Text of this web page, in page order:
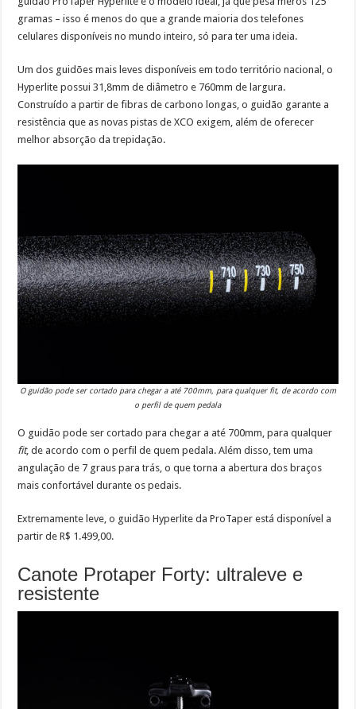
gramas – isso é menos do que a grande maioria dos telefones
celulares disponíveis no mundo inteiro, só para ter uma ideia.
Um dos guidões mais leves disponíveis em todo território nacional, o
Hyperlite possui 31,8mm de diâmetro e 760mm de largura.
Construído a partir de fibras de carbono longas, o guidão garante a
resistência que as novas pistas de XCO exigem, além de oferecer
melhor absorção da trepidação.
O guidão pode ser cortado para chegar a até 700mm, para qualquer fit, de acordo com
o perfil de quem pedala
O guidão pode ser cortado para chegar a até 700mm, para qualquer
fit, de acordo com o perfil de quem pedala. Além disso, tem uma
angulação de 7 graus para trás, o que torna a abertura dos braços
mais confortável durante os pedais.
Extremamente leve, o guidão Hyperlite da ProTaper está disponível a
partir de R$ 1.499,00.
Canote Protaper Forty: ultraleve e
resistente